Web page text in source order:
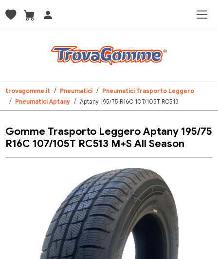
trovagomme.it Pneumatici
Pneumatici Trasporto Leggero
Pneumatici Aptany
Aptany 195/75 R16C 107/105T RC513
Gomme Trasporto Leggero Aptany 195/75
R16C 107/105T RC513 M+S All Season